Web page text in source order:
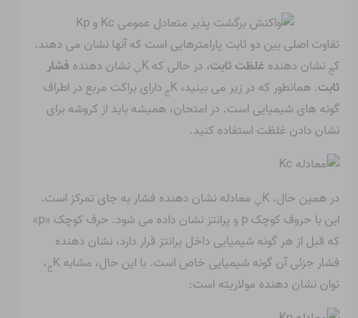
تفاوت اصلی بین دو ثابت پارامترهایی است که آنها نشان می دهند.
کج نشان دهنده غلظت ثابت، در حالی که K پ نشان دهنده فشار
ثابت. همانطور که در زیر می بینید، K ج دارای براکت مربع در اطراف
گونه های شیمیایی است. در امتحان، همیشه باید از کروشه برای
نشان دادن غلظت استفاده کنید.
در همین حال، K پ معادله نشان دهنده فشار به جای تمرکز است.
این با حروف کوچک p و پرانتز نشان داده می شود. حرف کوچک «p»
که قبل از هر گونه شیمیایی داخل پرانتز قرار دارد، نشان دهنده
فشار جزئی آن گونه شیمیایی خاص است. با این حال، مشابه K ج،
توان نشان دهنده مولاریته است: